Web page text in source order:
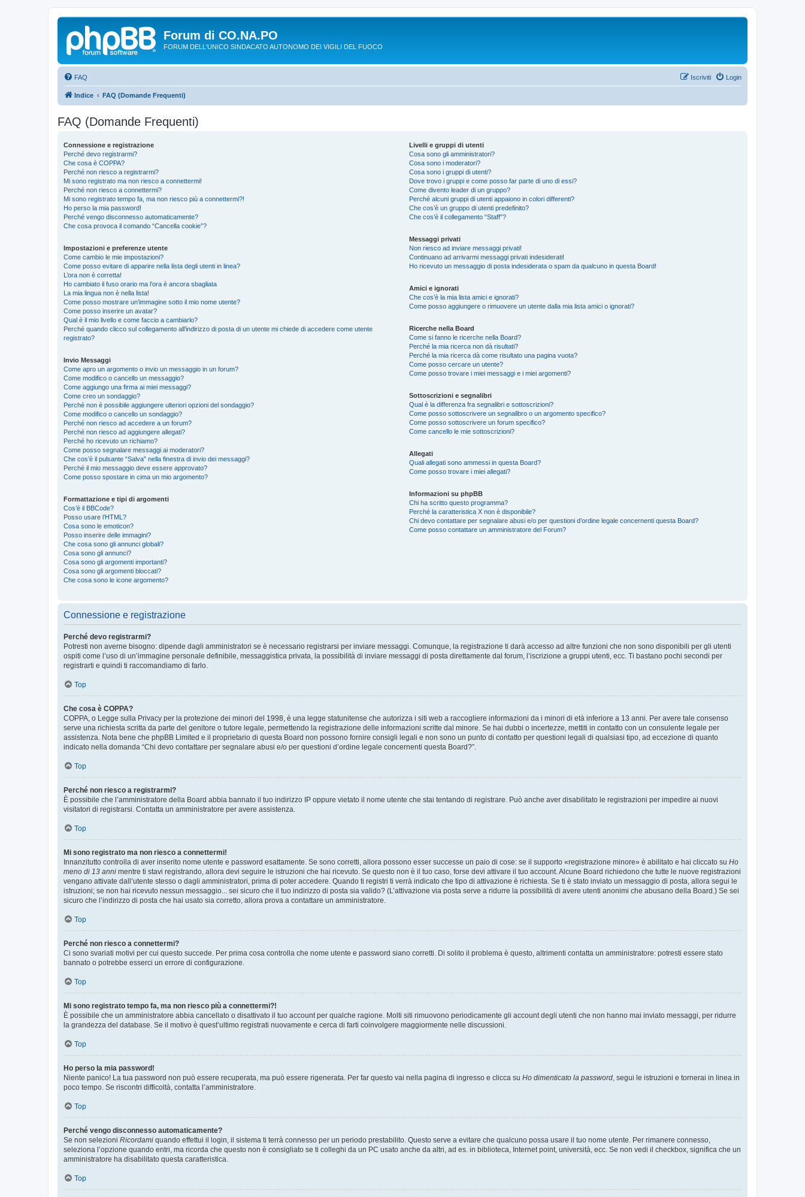
Forum di CO.NA.PO
FORUM DELL'UNICO SINDACATO AUTONOMO DEI VIGILI DEL FUOCO
FAQ Login
Iscriviti
Indice FAQ (Domande Frequenti)
FAQ (Domande Frequenti)
Connessione e registrazione
Perché devo registrarmi?
Che cosa è COPPA?
Perché non riesco a registrarmi?
Mi sono registrato ma non riesco a connettermi!
Perché non riesco a connettermi?
Mi sono registrato tempo fa, ma non riesco più a connettermi?!
Ho perso la mia password!
Perché vengo disconnesso automaticamente?
Che cosa provoca il comando “Cancella cookie”?
Impostazioni e preferenze utente
Come cambio le mie impostazioni?
Come posso evitare di apparire nella lista degli utenti in linea?
L’ora non è corretta!
Ho cambiato il fuso orario ma l’ora è ancora sbagliata
La mia lingua non è nella lista!
Come posso mostrare un’immagine sotto il mio nome utente?
Come posso inserire un avatar?
Qual è il mio livello e come faccio a cambiarlo?
Perché quando clicco sul collegamento all’indirizzo di posta di un utente mi chiede di accedere come utente
registrato?
Invio Messaggi
Come apro un argomento o invio un messaggio in un forum?
Come modifico o cancello un messaggio?
Come aggiungo una firma ai miei messaggi?
Come creo un sondaggio?
Perché non è possibile aggiungere ulteriori opzioni del sondaggio?
Come modifico o cancello un sondaggio?
Perché non riesco ad accedere a un forum?
Perché non riesco ad aggiungere allegati?
Perché ho ricevuto un richiamo?
Come posso segnalare messaggi ai moderatori?
Che cos’è il pulsante “Salva” nella finestra di invio dei messaggi?
Perché il mio messaggio deve essere approvato?
Come posso spostare in cima un mio argomento?
Formattazione e tipi di argomenti
Cos’è il BBCode?
Posso usare l’HTML?
Cosa sono le emoticon?
Posso inserire delle immagini?
Che cosa sono gli annunci globali?
Cosa sono gli annunci?
Cosa sono gli argomenti importanti?
Cosa sono gli argomenti bloccati?
Che cosa sono le icone argomento?
Livelli e gruppi di utenti
Cosa sono gli amministratori?
Cosa sono i moderatori?
Cosa sono i gruppi di utenti?
Dove trovo i gruppi e come posso far parte di uno di essi?
Come divento leader di un gruppo?
Perché alcuni gruppi di utenti appaiono in colori differenti?
Che cos’è un gruppo di utenti predefinito?
Che cos’è il collegamento “Staff”?
Messaggi privati
Non riesco ad inviare messaggi privati!
Continuano ad arrivarmi messaggi privati indesiderati!
Ho ricevuto un messaggio di posta indesiderata o spam da qualcuno in questa Board!
Amici e ignorati
Che cos’è la mia lista amici e ignorati?
Come posso aggiungere o rimuovere un utente dalla mia lista amici o ignorati?
Ricerche nella Board
Come si fanno le ricerche nella Board?
Perché la mia ricerca non dà risultati?
Perché la mia ricerca dà come risultato una pagina vuota?
Come posso cercare un utente?
Come posso trovare i miei messaggi e i miei argomenti?
Sottoscrizioni e segnalibri
Qual è la differenza fra segnalibri e sottoscrizioni?
Come posso sottoscrivere un segnalibro o un argomento specifico?
Come posso sottoscrivere un forum specifico?
Come cancello le mie sottoscrizioni?
Allegati
Quali allegati sono ammessi in questa Board?
Come posso trovare i miei allegati?
Informazioni su phpBB
Chi ha scritto questo programma?
Perché la caratteristica X non è disponibile?
Chi devo contattare per segnalare abusi e/o per questioni d’ordine legale concernenti questa Board?
Come posso contattare un amministratore del Forum?
Connessione e registrazione
Perché devo registrarmi?
Potresti non averne bisogno: dipende dagli amministratori se è necessario registrarsi per inviare messaggi. Comunque, la registrazione ti darà accesso ad altre funzioni che non sono disponibili per gli utenti
ospiti come l’uso di un’immagine personale definibile, messaggistica privata, la possibilità di inviare messaggi di posta direttamente dal forum, l’iscrizione a gruppi utenti, ecc. Ti bastano pochi secondi per
registrarti e quindi ti raccomandiamo di farlo.
Top
Che cosa è COPPA?
COPPA, o Legge sulla Privacy per la protezione dei minori del 1998, è una legge statunitense che autorizza i siti web a raccogliere informazioni da i minori di età inferiore a 13 anni. Per avere tale consenso
serve una richiesta scritta da parte del genitore o tutore legale, permettendo la registrazione delle informazioni scritte dal minore. Se hai dubbi o incertezze, mettiti in contatto con un consulente legale per
assistenza. Nota bene che phpBB Limited e il proprietario di questa Board non possono fornire consigli legali e non sono un punto di contatto per questioni legali di qualsiasi tipo, ad eccezione di quanto
indicato nella domanda “Chi devo contattare per segnalare abusi e/o per questioni d’ordine legale concernenti questa Board?”.
Top
Perché non riesco a registrarmi?
È possibile che l’amministratore della Board abbia bannato il tuo indirizzo IP oppure vietato il nome utente che stai tentando di registrare. Può anche aver disabilitato le registrazioni per impedire ai nuovi
visitatori di registrarsi. Contatta un amministratore per avere assistenza.
Top
Mi sono registrato ma non riesco a connettermi!
Innanzitutto controlla di aver inserito nome utente e password esattamente. Se sono corretti, allora possono esser successe un paio di cose: se il supporto «registrazione minore» è abilitato e hai cliccato su Ho
meno di 13 anni mentre ti stavi registrando, allora devi seguire le istruzioni che hai ricevuto. Se questo non è il tuo caso, forse devi attivare il tuo account. Alcune Board richiedono che tutte le nuove registrazioni
vengano attivate dall’utente stesso o dagli amministratori, prima di poter accedere. Quando ti registri ti verrà indicato che tipo di attivazione è richiesta. Se ti è stato inviato un messaggio di posta, allora segui le
istruzioni; se non hai ricevuto nessun messaggio... sei sicuro che il tuo indirizzo di posta sia valido? (L’attivazione via posta serve a ridurre la possibilità di avere utenti anonimi che abusano della Board.) Se sei
sicuro che l’indirizzo di posta che hai usato sia corretto, allora prova a contattare un amministratore.
Top
Perché non riesco a connettermi?
Ci sono svariati motivi per cui questo succede. Per prima cosa controlla che nome utente e password siano corretti. Di solito il problema è questo, altrimenti contatta un amministratore: potresti essere stato
bannato o potrebbe esserci un errore di configurazione.
Top
Mi sono registrato tempo fa, ma non riesco più a connettermi?!
È possibile che un amministratore abbia cancellato o disattivato il tuo account per qualche ragione. Molti siti rimuovono periodicamente gli account degli utenti che non hanno mai inviato messaggi, per ridurre
la grandezza del database. Se il motivo è quest’ultimo registrati nuovamente e cerca di farti coinvolgere maggiormente nelle discussioni.
Top
Ho perso la mia password!
Niente panico! La tua password non può essere recuperata, ma può essere rigenerata. Per far questo vai nella pagina di ingresso e clicca su Ho dimenticato la password , segui le istruzioni e tornerai in linea in
poco tempo. Se riscontri difficoltà, contatta l’amministratore.
Top
Perché vengo disconnesso automaticamente?
Se non selezioni Ricordami quando effettui il login, il sistema ti terrà connesso per un periodo prestabilito. Questo serve a evitare che qualcuno possa usare il tuo nome utente. Per rimanere connesso,
seleziona l’opzione quando entri, ma ricorda che questo non è consigliato se ti colleghi da un PC usato anche da altri, ad es. in biblioteca, Internet point, università, ecc. Se non vedi il checkbox, significa che un
amministratore ha disabilitato questa caratteristica.
Top